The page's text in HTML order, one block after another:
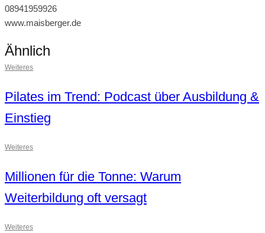
08941959926
www.maisberger.de
Ähnlich
Weiteres
Pilates im Trend: Podcast über Ausbildung &
Einstieg
Weiteres
Millionen für die Tonne: Warum
Weiterbildung oft versagt
Weiteres